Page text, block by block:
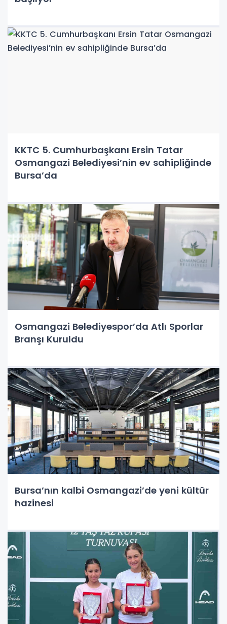
KKTC 5. Cumhurbaşkanı Ersin Tatar
Osmangazi Belediyesi’nin ev sahipliğinde
Bursa’da
Osmangazi Belediyespor’da Atlı Sporlar
Branşı Kuruldu
Bursa’nın kalbi Osmangazi’de yeni kültür
hazinesi